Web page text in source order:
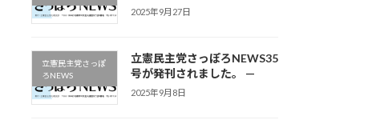
2025年9月27日
立憲民主党さっぽ
ろNEWS
立憲民主党さっぽろNEWS35
号が発刊されました。 —
2025年9月8日